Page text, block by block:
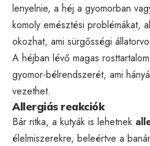
lenyelnie, a héj a gyomorban
komoly emésztési problémákat,
okozhat, ami sürgősségi
A héjban lévő magas
gyomor-bélrendszerét, ami
vezethet.
Allergiás reakciók
Bár ritka, a kutyák is lehetnek
élelmiszerekre, beleértve a